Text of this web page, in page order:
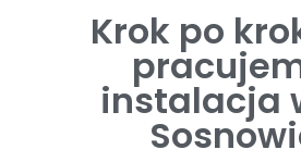
Krok po
instalacja